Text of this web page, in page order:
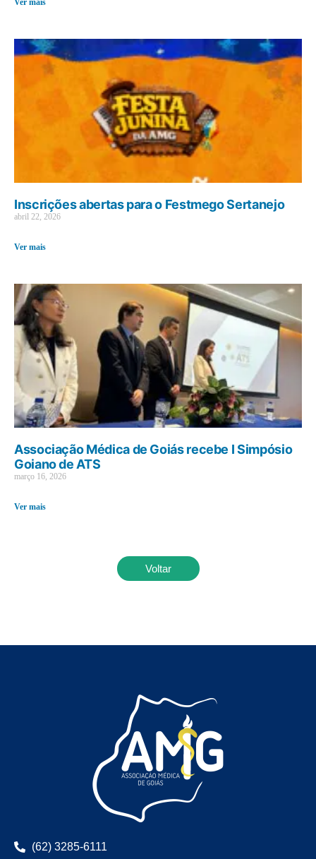
Ver mais
Inscrições abertas para o Festmego Sertanejo
abril 22, 2026
Ver mais
Associação Médica de Goiás recebe I Simpósio
Goiano de ATS
março 16, 2026
Ver mais
Voltar
(62) 3285-6111